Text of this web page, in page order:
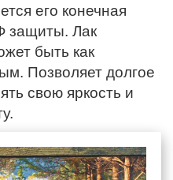
его конечная
защиты. Лак
быть как
Позволяет долгое
свою яркость и